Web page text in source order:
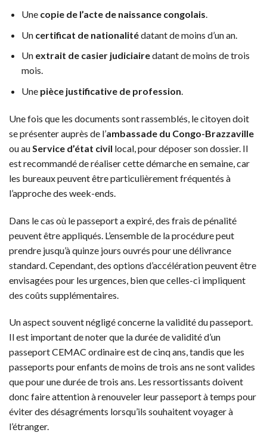
Une copie de l’acte de naissance congolais.
Un certificat de nationalitédatant de moins d’un an.
Un extrait de casier judiciairedatant de moins de trois
mois.
Une pièce justificative de profession.
Une fois que les documents sont rassemblés, le citoyen doit
se présenter auprès de l’ambassade du Congo-Brazzaville
ou au Service d’état civil local, pour déposer son dossier. Il
est recommandé de réaliser cette démarche en semaine, car
les bureaux peuvent être particulièrement fréquentés à
l’approche des week-ends.
Dans le cas où le passeport a expiré, des frais de pénalité
peuvent être appliqués. L’ensemble de la procédure peut
prendre jusqu’à quinze jours ouvrés pour une délivrance
standard. Cependant, des options d’accélération peuvent être
envisagées pour les urgences, bien que celles-ci impliquent
des coûts supplémentaires.
Un aspect souvent négligé concerne la validité du passeport.
Il est important de noter que la durée de validité d’un
passeport CEMAC ordinaire est de cinq ans, tandis que les
passeports pour enfants de moins de trois ans ne sont valides
que pour une durée de trois ans. Les ressortissants doivent
donc faire attention à renouveler leur passeport à temps pour
éviter des désagréments lorsqu’ils souhaitent voyager à
l’étranger.